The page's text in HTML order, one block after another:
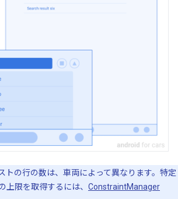
トの行の数は、車両によって異なります。特定
上限を取得するには、 ConstraintManager